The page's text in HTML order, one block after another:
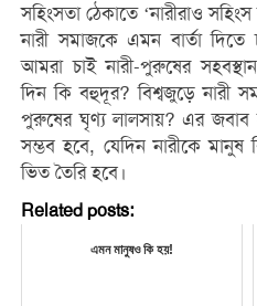
সহিংসতা ঠেকাতে ‘নারীরাও
নারী সমাজকে এমন বার্তা দিতে
আমরা চাই নারী-পুরুষের
দিন কি বহুদূর? বিশ্বজুড়ে নারী
পুরুষের ঘৃণ্য লালসায়? এর জবাব
সম্ভব হবে, যেদিন নারীকে মানুষ
ভিত তৈরি হবে।
Related posts:
এমন মানুষও কি হয়!